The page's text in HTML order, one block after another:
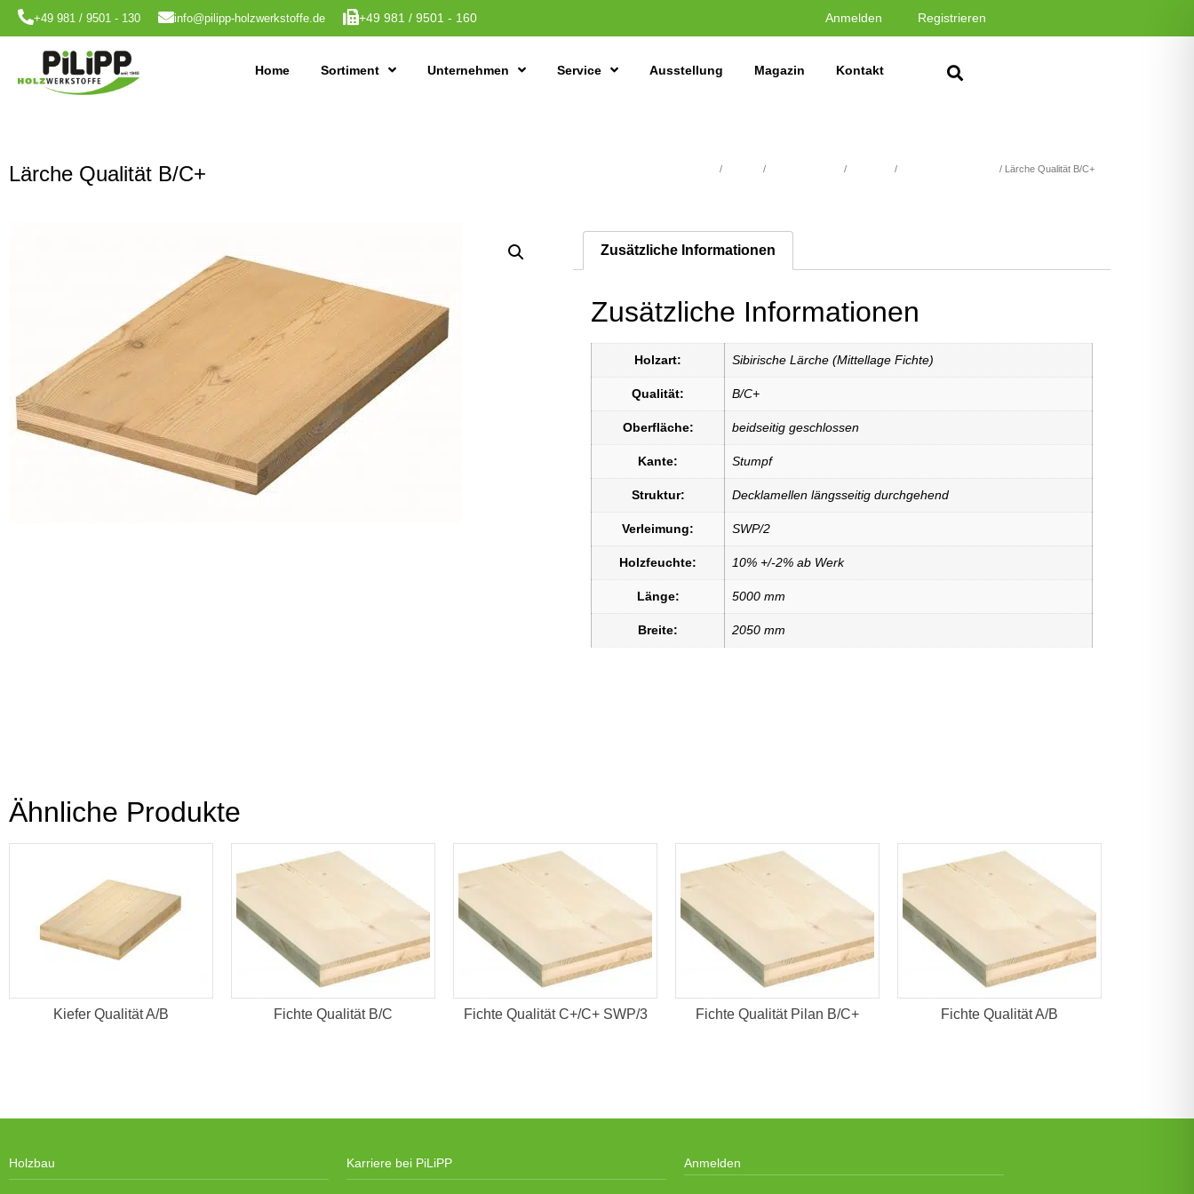
+49 981 / 9501 - 130 info@pilipp-holzwerkstoffe.de +49 981 / 9501 - 160 Anmelden Registrieren
Home Sortiment Unternehmen Service Ausstellung Magazin Kontakt
Lärche Qualität B/C+ / / / / / Lärche Qualität B/C+
Zusätzliche Informationen
Zusätzliche Informationen
Holzart: Sibirische Lärche (Mittellage Fichte)
Qualität: B/C+
Oberfläche: beidseitig geschlossen
Kante: Stumpf
Struktur: Decklamellen längsseitig durchgehend
Verleimung: SWP/2
Holzfeuchte: 10% +/-2% ab Werk
Länge: 5000 mm
Breite: 2050 mm
Ähnliche Produkte
Kiefer Qualität A/B Fichte Qualität B/C Fichte Qualität C+/C+ SWP/3 Fichte Qualität Pilan B/C+ Fichte Qualität A/B
Holzbau Karriere bei PiLiPP Anmelden